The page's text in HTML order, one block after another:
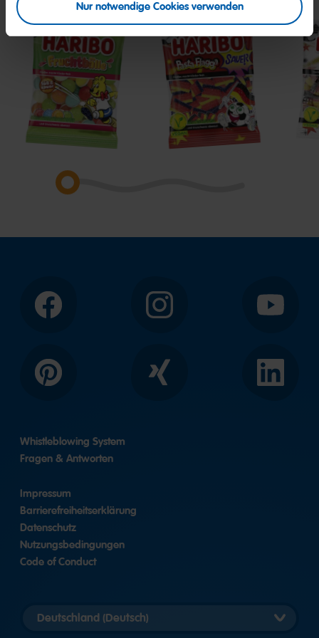
Nur notwendige Cookies verwenden
Fruchtbälle
Pasta
Flagga
Fan
Pixel
Facebook Instagram YouTube
Pinterest Xing LinkedIn
Whistleblowing System
Fragen & Antworten
Impressum
Barrierefreiheitserklärung
Datenschutz
Nutzungsbedingungen
Code of Conduct
Länderversion
auswählen